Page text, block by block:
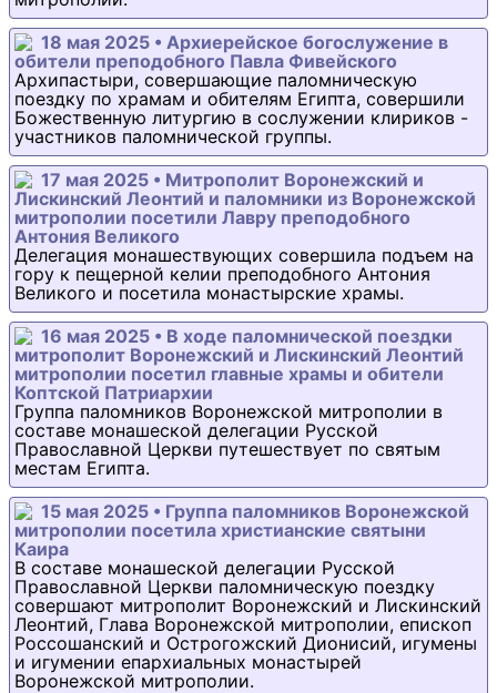
18 мая 2025 • Архиерейское богослужение в
обители преподобного Павла Фивейского
Архипастыри, совершающие паломническую
поездку по храмам и обителям Египта, совершили
Божественную литургию в сослужении клириков -
участников паломнической группы.
17 мая 2025 • Митрополит Воронежский и
Лискинский Леонтий и паломники из Воронежской
митрополии посетили Лавру преподобного
Антония Великого
Делегация монашествующих совершила подъем на
гору к пещерной келии преподобного Антония
Великого и посетила монастырские храмы.
16 мая 2025 • В ходе паломнической поездки
митрополит Воронежский и Лискинский Леонтий
митрополии посетил главные храмы и обители
Коптской Патриархии
Группа паломников Воронежской митрополии в
составе монашеской делегации Русской
Православной Церкви путешествует по святым
местам Египта.
15 мая 2025 • Группа паломников Воронежской
митрополии посетила христианские святыни
Каира
В составе монашеской делегации Русской
Православной Церкви паломническую поездку
совершают митрополит Воронежский и Лискинский
Леонтий, Глава Воронежской митрополии, епископ
Россошанский и Острогожский Дионисий, игумены
и игумении епархиальных монастырей
Воронежской митрополии.